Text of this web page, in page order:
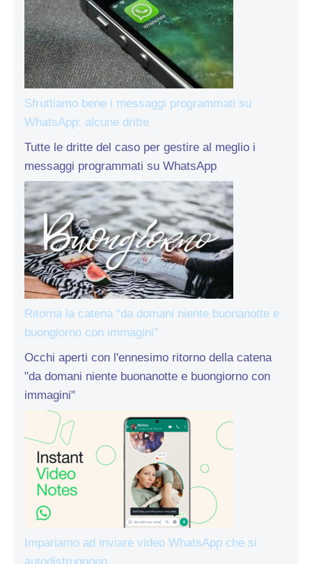
Sfruttiamo bene i messaggi programmati su
WhatsApp: alcune dritte
Tutte le dritte del caso per gestire al meglio i
messaggi programmati su WhatsApp
Ritorna la catena “da domani niente buonanotte e
buongiorno con immagini”
Occhi aperti con l'ennesimo ritorno della catena
"da domani niente buonanotte e buongiorno con
immagini"
Impariamo ad inviare video WhatsApp che si